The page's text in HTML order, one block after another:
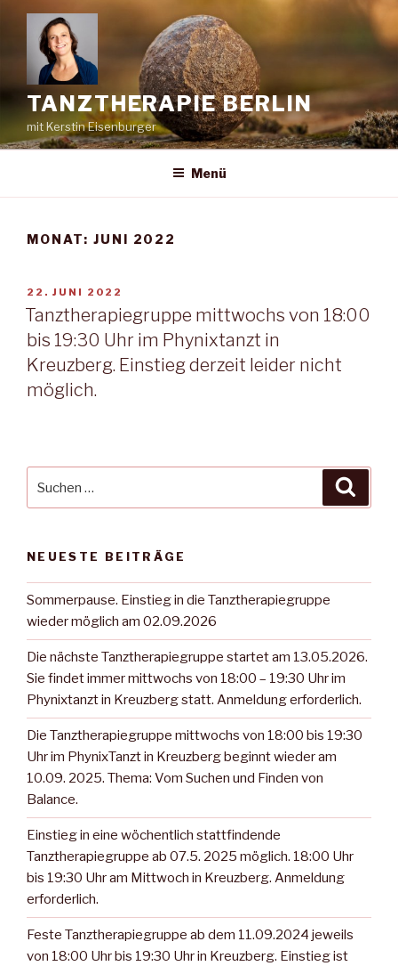
springen
TANZTHERAPIE BERLIN
mit Kerstin Eisenburger
Menü
MONAT: JUNI 2022
VERÖFFENTLICHT
AM
22. JUNI 2022
Tanztherapiegruppe mittwochs von 18:00
bis 19:30 Uhr im Phynixtanzt in
Kreuzberg. Einstieg derzeit leider nicht
möglich.
nach:
NEUESTE BEITRÄGE
Sommerpause. Einstieg in die Tanztherapiegruppe
wieder möglich am 02.09.2026
Die nächste Tanztherapiegruppe startet am 13.05.2026.
Sie findet immer mittwochs von 18:00 – 19:30 Uhr im
Phynixtanzt in Kreuzberg statt. Anmeldung erforderlich.
Die Tanztherapiegruppe mittwochs von 18:00 bis 19:30
Uhr im PhynixTanzt in Kreuzberg beginnt wieder am
10.09. 2025. Thema: Vom Suchen und Finden von
Balance.
Einstieg in eine wöchentlich stattfindende
Tanztherapiegruppe ab 07.5. 2025 möglich. 18:00 Uhr
bis 19:30 Uhr am Mittwoch in Kreuzberg. Anmeldung
erforderlich.
Feste Tanztherapiegruppe ab dem 11.09.2024 jeweils
von 18:00 Uhr bis 19:30 Uhr in Kreuzberg. Einstieg ist